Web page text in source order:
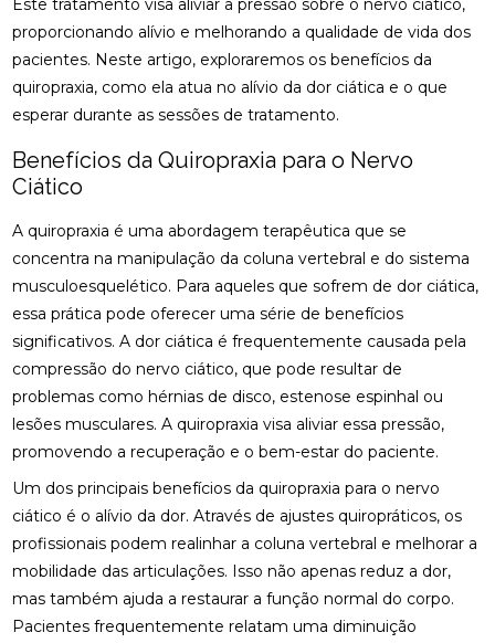
Este tratamento visa aliviar a pressão sobre o nervo ciático,
proporcionando alívio e melhorando a qualidade de vida dos
pacientes. Neste artigo, exploraremos os benefícios da
quiropraxia, como ela atua no alívio da dor ciática e o que
esperar durante as sessões de tratamento.
Benefícios da Quiropraxia para o Nervo
Ciático
A quiropraxia é uma abordagem terapêutica que se
concentra na manipulação da coluna vertebral e do sistema
musculoesquelético. Para aqueles que sofrem de dor ciática,
essa prática pode oferecer uma série de benefícios
significativos. A dor ciática é frequentemente causada pela
compressão do nervo ciático, que pode resultar de
problemas como hérnias de disco, estenose espinhal ou
lesões musculares. A quiropraxia visa aliviar essa pressão,
promovendo a recuperação e o bem-estar do paciente.
Um dos principais benefícios da quiropraxia para o nervo
ciático é o alívio da dor. Através de ajustes quiropráticos, os
profissionais podem realinhar a coluna vertebral e melhorar a
mobilidade das articulações. Isso não apenas reduz a dor,
mas também ajuda a restaurar a função normal do corpo.
Pacientes frequentemente relatam uma diminuição
CIÁTICO
ACUPUNTURA PARA ALIVIAR NERVO CIÁTICO
ACUPUNTURA PARA COLUNA: COMO ALIVIAR
DORES E PROMOVER A SAÚDE
ACUPUNTURA PARA ENXAQUECA ALIVIA A DOR E
MELHORA A QUALIDADE DE VIDA
ACUPUNTURA PARA ENXAQUECA: ALIVIE SUAS
DORES COM ESTA ABORDAGEM NATURAL
ACUPUNTURA PARA ENXAQUECA: ALÍVIO EFICAZ
ACUPUNTURA PARA ENXAQUECA: ALÍVIO NATURAL
ACUPUNTURA PARA NERVO CIÁTICO: ALÍVIO EFICAZ
PARA A DOR E MELHORA DA MOBILIDADE
PARA DOR E MELHORA DA MOBILIDADE
ACUPUNTURA PARA O NERVO CIÁTICO: ALÍVIO
NATURAL E EFICAZ
ACUPUNTURA PERTO DE MIM: ENCONTRE O
MELHOR ATENDIMENTO NA SUA REGIÃO
osteopatia cervical osteopatia coluna
osteopatia hérnia de disco osteopatia nervo ciático
palmilha esporão palmilha fascite plantar
palmilha fascite plantar preço palmilha joanete
palmilha ortopedica preço
palmilha para pé chato preço
palmilha sob medida preço quiropraxia
quiropraxia RJ quiropraxia cervical
quiropraxia em Niterói quiropraxia nervo ciático
quiropraxia para joelho quiropraxia para nervo ciático
quiropraxia perto quiropraxia perto de mim
rpg escoliose